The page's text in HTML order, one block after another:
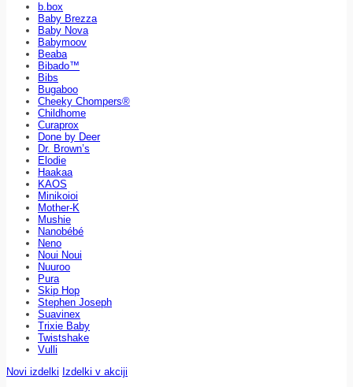
b.box
Baby Brezza
Baby Nova
Babymoov
Beaba
Bibado™
Bibs
Bugaboo
Cheeky Chompers®
Childhome
Curaprox
Done by Deer
Dr. Brown’s
Elodie
Haakaa
KAOS
Minikoioi
Mother-K
Mushie
Nanobébé
Neno
Noui Noui
Nuuroo
Pura
Skip Hop
Stephen Joseph
Suavinex
Trixie Baby
Twistshake
Vulli
Novi izdelki Izdelki v akciji